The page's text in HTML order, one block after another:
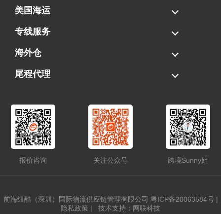
美国海运
海运拼柜
海运整柜
美国海卡
加拿大海运
专线服务
FBA专线直送
超大件专线
AWD专线
电池专线
海外仓
一件代发
FBA中转
贴标换标
拆柜/存储
尾程代理
报价咨询 关注公众号 跨境Sunny姐
前海纽酷（深圳）国际物流供应链管理有限公司 粤ICP备20063584号|
隐私政策 | 技术支持：网联科技